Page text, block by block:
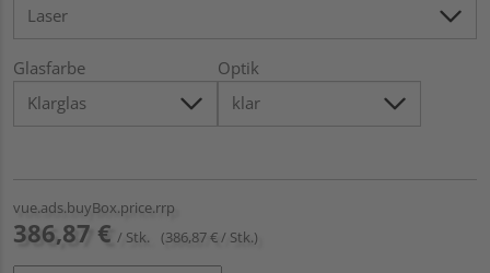
Glasfarbe Optik
vue.ads.buyBox.price.rrp
386,87 € / Stk. (386,87 € / Stk.)